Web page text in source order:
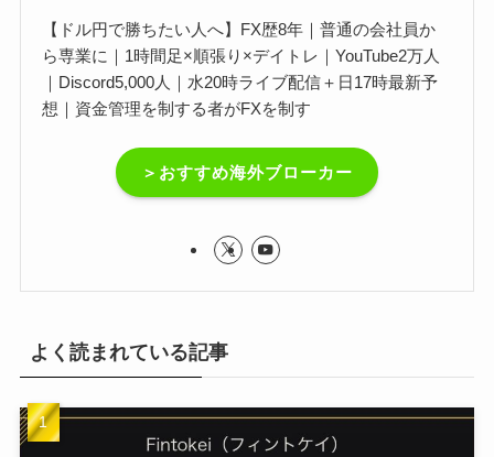
【ドル円で勝ちたい人へ】FX歴8年｜普通の会社員か
ら専業に｜1時間足×順張り×デイトレ｜YouTube2万人
｜Discord5,000人｜水20時ライブ配信＋日17時最新予
想｜資金管理を制する者がFXを制す
＞おすすめ海外ブローカー
よく読まれている記事